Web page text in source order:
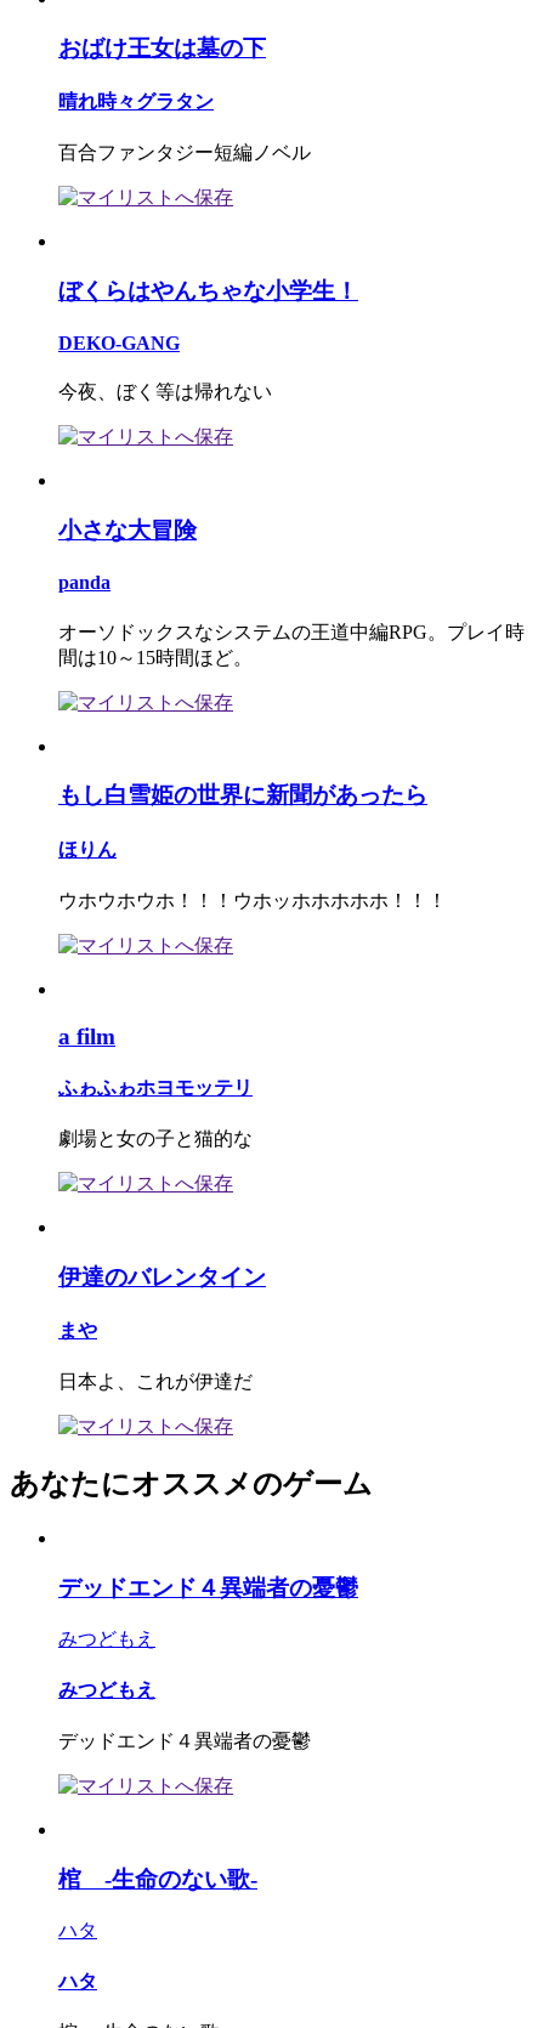
おばけ王女は墓の下
晴れ時々グラタン
百合ファンタジー短編ノベル
ぼくらはやんちゃな小学生！
DEKO-GANG
今夜、ぼく等は帰れない
小さな大冒険
panda
オーソドックスなシステムの王道中編RPG。プレイ時
間は10～15時間ほど。
もし白雪姫の世界に新聞があったら
ほりん
ウホウホウホ！！！ウホッホホホホホ！！！
a film
ふゎふゎホヨモッテリ
劇場と女の子と猫的な
伊達のバレンタイン
まや
日本よ、これが伊達だ
あなたにオススメのゲーム
デッドエンド４異端者の憂鬱
みつどもえ
みつどもえ
デッドエンド４異端者の憂鬱
棺 -生命のない歌-
ハタ
ハタ